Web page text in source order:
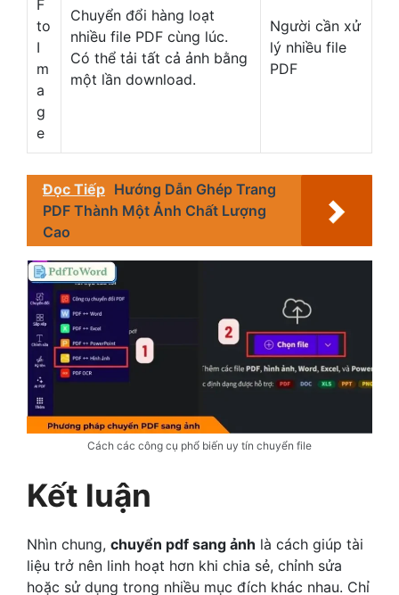
F
to
I
m
a
g
e
Chuyển đổi hàng loạt
nhiều file PDF cùng lúc.
Có thể tải tất cả ảnh bằng
một lần download.
Người cần xử
lý nhiều file
PDF
Đọc Tiếp Hướng Dẫn Ghép Trang
PDF Thành Một Ảnh Chất Lượng
Cao
Cách các công cụ phổ biến uy tín chuyển file
Kết luận
Nhìn chung, chuyển pdf sang ảnh là cách giúp tài
liệu trở nên linh hoạt hơn khi chia sẻ, chỉnh sửa
hoặc sử dụng trong nhiều mục đích khác nhau. Chỉ